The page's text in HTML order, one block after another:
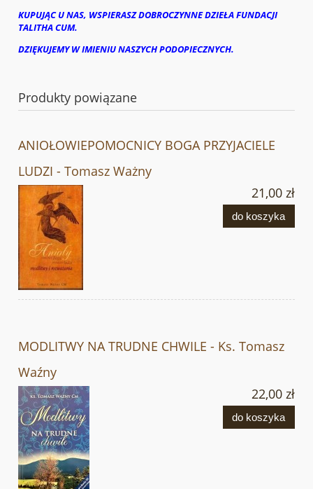
KUPUJĄC U NAS, WSPIERASZ DOBROCZYNNE DZIEŁA FUNDACJI
TALITHA CUM.
DZIĘKUJEMY W IMIENIU NASZYCH PODOPIECZNYCH.
Produkty powiązane
ANIOŁOWIEPOMOCNICY BOGA PRZYJACIELE
LUDZI - Tomasz Ważny
21,00 zł
do koszyka
MODLITWY NA TRUDNE CHWILE - Ks. Tomasz
Waźny
22,00 zł
do koszyka